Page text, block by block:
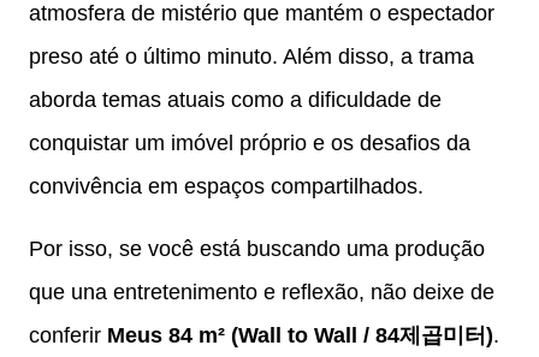
atmosfera de mistério que mantém o espectador
preso até o último minuto. Além disso, a trama
aborda temas atuais como a dificuldade de
conquistar um imóvel próprio e os desafios da
convivência em espaços compartilhados.
Por isso, se você está buscando uma produção
que una entretenimento e reflexão, não deixe de
conferir Meus 84 m² (Wall to Wall / 84제곱미터).